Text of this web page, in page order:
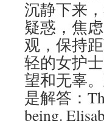
沉静下来
疑惑，焦
观，保持
轻的女护
望和无辜
是解答：
being.